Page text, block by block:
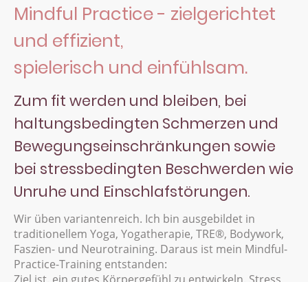
Mindful Practice - zielgerichtet
und effizient,
spielerisch und einfühlsam.
Zum fit werden und bleiben, bei
haltungsbedingten Schmerzen und
Bewegungseinschränkungen sowie
bei stressbedingten Beschwerden wie
Unruhe und Einschlafstörungen.
Wir üben variantenreich. Ich bin ausgebildet in
traditionellem Yoga, Yogatherapie, TRE®, Bodywork,
Faszien- und Neurotraining. Daraus ist mein Mindful-
Practice-Training entstanden: